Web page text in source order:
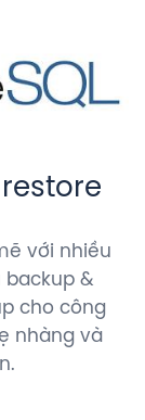
với nhiều
backup &
cho công
nhàng và